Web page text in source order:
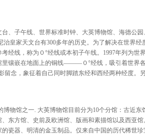
、子午线、世界标准时钟、大英博物馆、海德公园
皇家天文台有300多年的历史。为了解决在世界经
经线，称为０°经线或本初子午线。1997年列为世
里镶嵌在地面上的铜线———０°经线，吸引着世界
留念，象征着自己同时脚踏东经和西经两种经度。
博物馆之一. 大英博物馆目前分为10个分馆：古近东
东方馆、史前及欧洲馆、版画和素描馆以及西亚
瓷器、明清的金玉制品。仅来自中国的历代稀世